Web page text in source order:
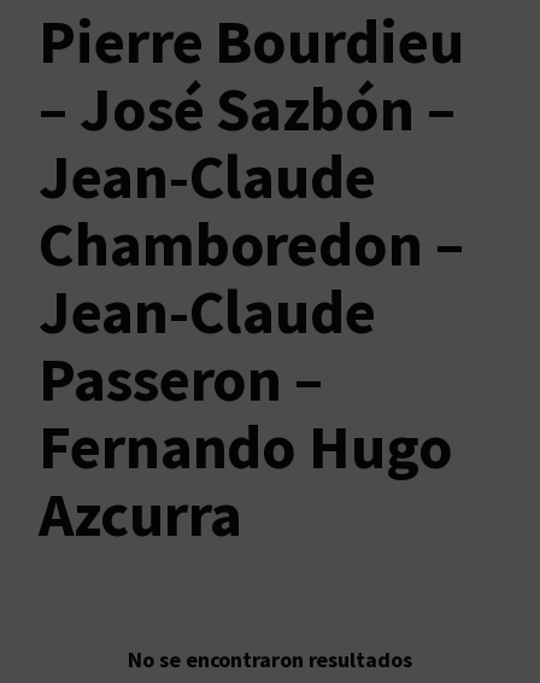
Pierre Bourdieu
– José Sazbón –
Jean-Claude
Chamboredon –
Jean-Claude
Passeron –
Fernando Hugo
Azcurra
No se encontraron resultados